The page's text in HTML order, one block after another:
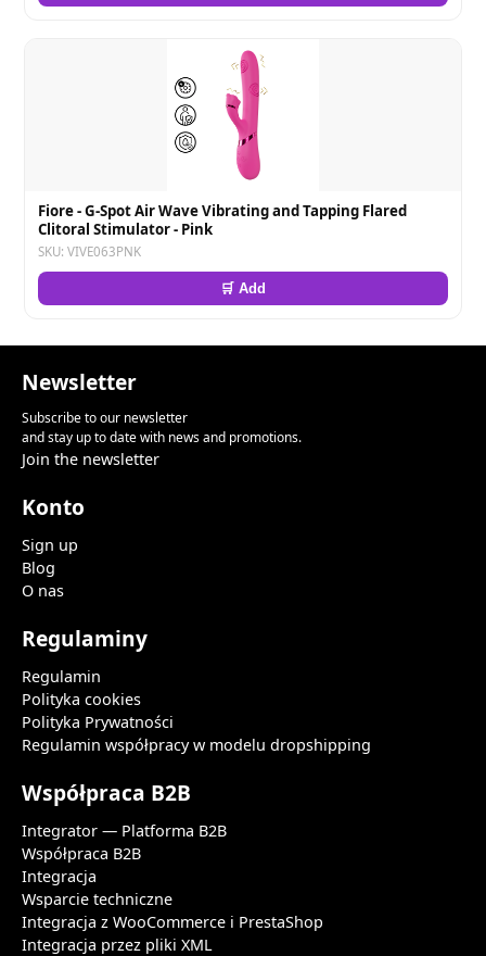
Fiore - G-Spot Air Wave Vibrating and Tapping Flared
Clitoral Stimulator - Pink
SKU: VIVE063PNK
🛒 Add
Newsletter
Subscribe to our newsletter
and stay up to date with news and promotions.
Join the newsletter
Konto
Sign up
Blog
O nas
Regulaminy
Regulamin
Polityka cookies
Polityka Prywatności
Regulamin współpracy w modelu dropshipping
Współpraca B2B
Integrator — Platforma B2B
Współpraca B2B
Integracja
Wsparcie techniczne
Integracja z WooCommerce i PrestaShop
Integracja przez pliki XML